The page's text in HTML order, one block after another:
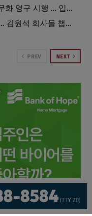
[이민] 2만 달러 ‘비자 보증금’ 의무화 영구 시행 … 입국 문턱 더 높아진다.
[속보] 한인 투자자들 돈 묶였나 … 김원석 회사들 챕터7 강제파산·자진파산 잇따라 신청
PREV NEXT